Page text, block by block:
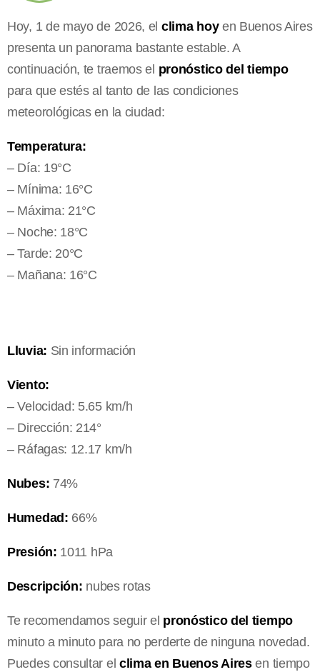
Hoy, 1 de mayo de 2026, el clima hoyen Buenos Aires
presenta un panorama bastante estable. A
continuación, te traemos el pronóstico del tiempo
para que estés al tanto de las condiciones
meteorológicas en la ciudad:
Temperatura:
– Día: 19°C
– Mínima: 16°C
– Máxima: 21°C
– Noche: 18°C
– Tarde: 20°C
– Mañana: 16°C
Lluvia: Sin información
Viento:
– Velocidad: 5.65 km/h
– Dirección: 214°
– Ráfagas: 12.17 km/h
Nubes: 74%
Humedad: 66%
Presión: 1011 hPa
Descripción: nubes rotas
Te recomendamos seguir el pronóstico del tiempo
minuto a minuto para no perderte de ninguna novedad.
Puedes consultar el clima en Buenos Airesen tiempo